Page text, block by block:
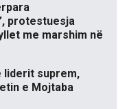
protestuesja
me marshim në
liderit suprem,
e Mojtaba